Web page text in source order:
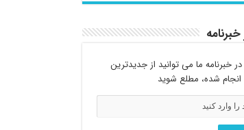
خبرنامه ما می توانید از جدیدترین
انجام شده، مطلع شوید